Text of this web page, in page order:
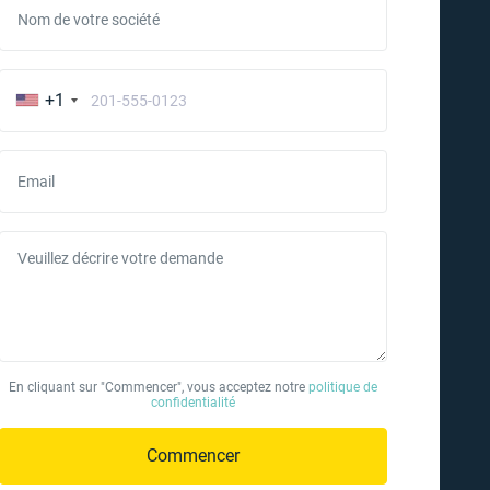
Nom de votre société
+1
Email
Veuillez décrire votre demande
En cliquant sur "Commencer", vous acceptez notrepolitique de
confidentialité
Commencer